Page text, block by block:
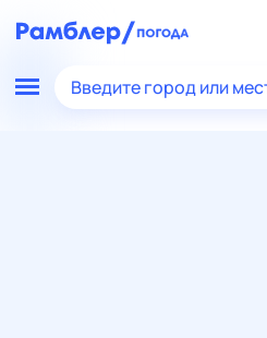
Введите город или